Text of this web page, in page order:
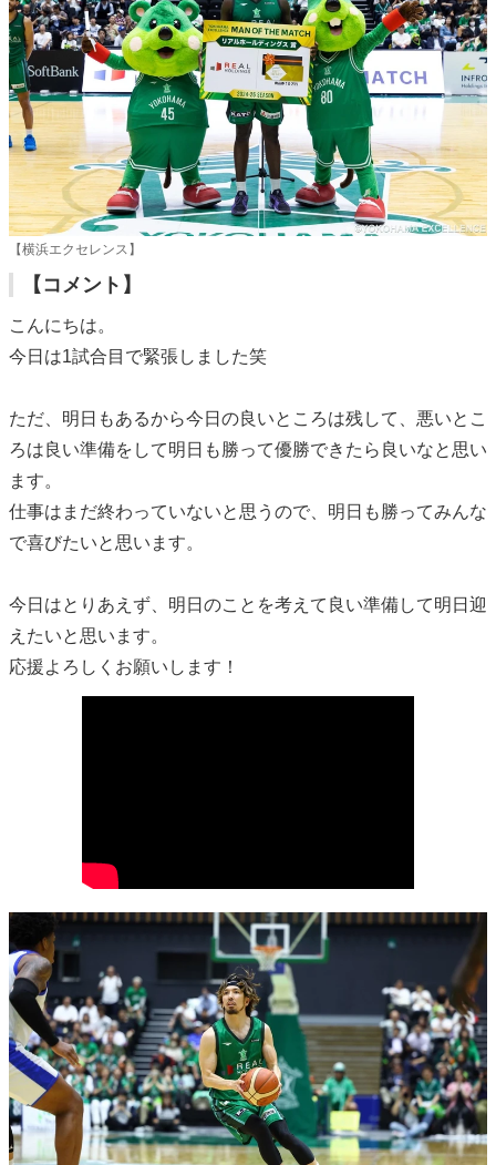
【横浜エクセレンス】
【コメント】
こんにちは。
今日は1試合目で緊張しました笑
ただ、明日もあるから今日の良いところは残して、悪いとこ
ろは良い準備をして明日も勝って優勝できたら良いなと思い
ます。
仕事はまだ終わっていないと思うので、明日も勝ってみんな
で喜びたいと思います。
今日はとりあえず、明日のことを考えて良い準備して明日迎
えたいと思います。
応援よろしくお願いします！